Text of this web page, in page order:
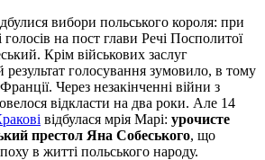
вибори польського короля: при
голосів на пост глави Речі Посполитої
Крім військових заслуг
голосування зумовило, в тому
Через незакінченні війни з
відкласти на два роки. Але 14
відбулася мрія Марі: урочисте
престол Яна Собеського, що
в житті польського народу.